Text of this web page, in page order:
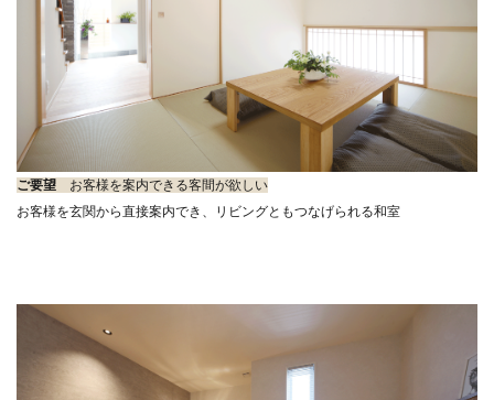
ご要望 お客様を案内できる客間が欲しい
お客様を玄関から直接案内でき、リビングともつなげられる和室